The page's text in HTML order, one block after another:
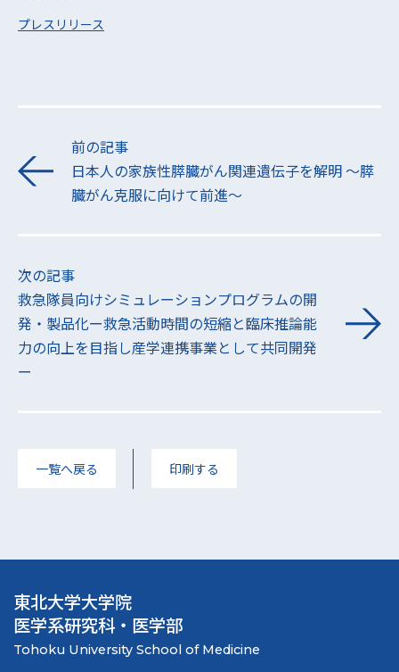
プレスリリース
前の記事
日本人の家族性膵臓がん関連遺伝子を解明 ～膵
臓がん克服に向けて前進～
次の記事
救急隊員向けシミュレーションプログラムの開
発・製品化ー救急活動時間の短縮と臨床推論能
力の向上を目指し産学連携事業として共同開発
ー
一覧へ戻る 印刷する
東北大学大学院
医学系研究科・医学部